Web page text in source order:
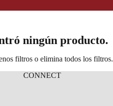
ningún producto.
filtros o elimina todos los filtros.
CONNECT